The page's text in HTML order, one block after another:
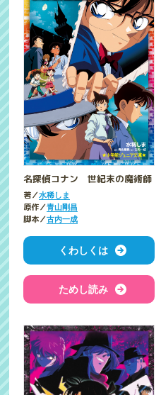
名探偵コナン 世紀末の魔術師
著／水稀しま
原作／青山剛昌
脚本／古内一成
くわしくは
ためし読み